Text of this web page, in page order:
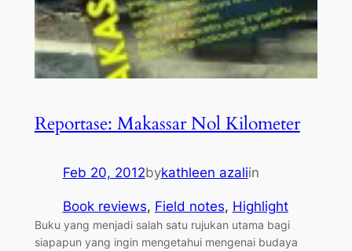
Reportase: Makassar Nol Kilometer
Feb 20, 2012bykathleen azaliin
Book reviews, Field notes, Highlight
Buku yang menjadi salah satu rujukan utama bagi
siapapun yang ingin mengetahui mengenai budaya